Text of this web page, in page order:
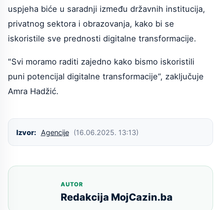
uspjeha biće u saradnji između državnih institucija,
privatnog sektora i obrazovanja, kako bi se
iskoristile sve prednosti digitalne transformacije.
"Svi moramo raditi zajedno kako bismo iskoristili
puni potencijal digitalne transformacije“, zaključuje
Amra Hadžić.
Izvor: Agencije (16.06.2025. 13:13)
AUTOR
Redakcija MojCazin.ba